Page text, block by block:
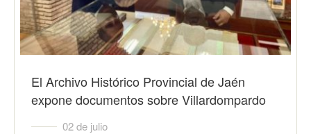
El Archivo Histórico Provincial de Jaén
expone documentos sobre Villardompardo
02 de julio